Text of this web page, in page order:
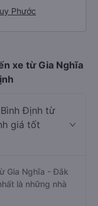
Phước
xe từ Gia Nghĩa
Định từ
giá tốt
Gia Nghĩa - Đắk
là những nhà